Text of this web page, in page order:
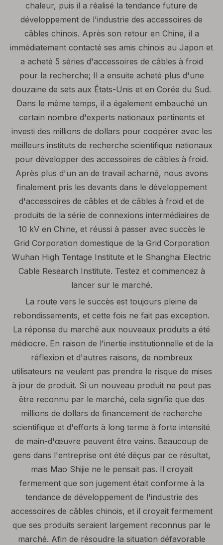
chaleur, puis il a réalisé la tendance future de
développement de l'industrie des accessoires de
câbles chinois. Après son retour en Chine, il a
immédiatement contacté ses amis chinois au Japon et
a acheté 5 séries d'accessoires de câbles à froid
pour la recherche; Il a ensuite acheté plus d'une
douzaine de sets aux États-Unis et en Corée du Sud.
Dans le même temps, il a également embauché un
certain nombre d'experts nationaux pertinents et
investi des millions de dollars pour coopérer avec les
meilleurs instituts de recherche scientifique nationaux
pour développer des accessoires de câbles à froid.
Après plus d'un an de travail acharné, nous avons
finalement pris les devants dans le développement
d'accessoires de câbles et de câbles à froid et de
produits de la série de connexions intermédiaires de
10 kV en Chine, et réussi à passer avec succès le
Grid Corporation domestique de la Grid Corporation
Wuhan High Tentage Institute et le Shanghai Electric
Cable Research Institute. Testez et commencez à
lancer sur le marché.
La route vers le succès est toujours pleine de
rebondissements, et cette fois ne fait pas exception.
La réponse du marché aux nouveaux produits a été
médiocre. En raison de l'inertie institutionnelle et de la
réflexion et d'autres raisons, de nombreux
utilisateurs ne veulent pas prendre le risque de mises
à jour de produit. Si un nouveau produit ne peut pas
être reconnu par le marché, cela signifie que des
millions de dollars de financement de recherche
scientifique et d'efforts à long terme à forte intensité
de main-d'œuvre peuvent être vains. Beaucoup de
gens dans l'entreprise ont été déçus par ce résultat,
mais Mao Shijie ne le pensait pas. Il croyait
fermement que son jugement était conforme à la
tendance de développement de l'industrie des
accessoires de câbles chinois, et il croyait fermement
que ses produits seraient largement reconnus par le
marché. Afin de résoudre la situation défavorable